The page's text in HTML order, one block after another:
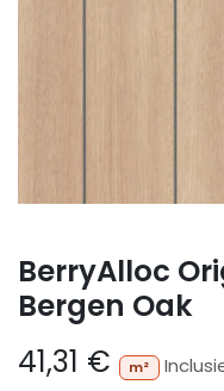
BerryAlloc
Bergen Oak
41,31 € m²